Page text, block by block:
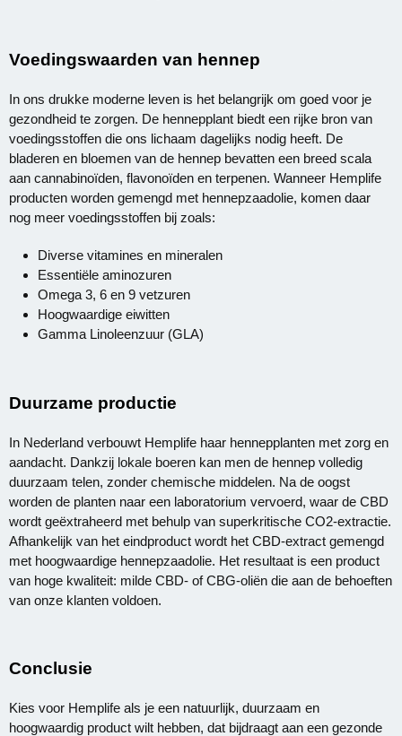
Voedingswaarden van hennep
In ons drukke moderne leven is het belangrijk om goed voor je
gezondheid te zorgen. De hennepplant biedt een rijke bron van
voedingsstoffen die ons lichaam dagelijks nodig heeft. De
bladeren en bloemen van de hennep bevatten een breed scala
aan cannabinoïden, flavonoïden en terpenen. Wanneer Hemplife
producten worden gemengd met hennepzaadolie, komen daar
nog meer voedingsstoffen bij zoals:
Diverse vitamines en mineralen
Essentiële aminozuren
Omega 3, 6 en 9 vetzuren
Hoogwaardige eiwitten
Gamma Linoleenzuur (GLA)
Duurzame productie
In Nederland verbouwt Hemplife haar hennepplanten met zorg en
aandacht. Dankzij lokale boeren kan men de hennep volledig
duurzaam telen, zonder chemische middelen. Na de oogst
worden de planten naar een laboratorium vervoerd, waar de CBD
wordt geëxtraheerd met behulp van superkritische CO2-extractie.
Afhankelijk van het eindproduct wordt het CBD-extract gemengd
met hoogwaardige hennepzaadolie. Het resultaat is een product
van hoge kwaliteit: milde CBD- of CBG-oliën die aan de behoeften
van onze klanten voldoen.
Conclusie
Kies voor Hemplife als je een natuurlijk, duurzaam en
hoogwaardig product wilt hebben, dat bijdraagt aan een gezonde